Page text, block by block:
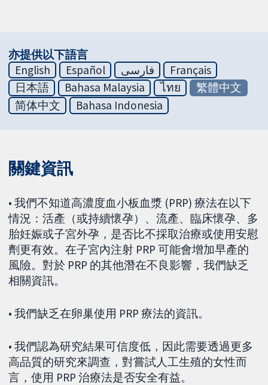
亦提供以下語言
English
Español فارسی
Français
日本語
Bahasa Malaysia ไทย
繁體中文
简体中文
Bahasa Indonesia
關鍵資訊
• 我們不知道高濃度血小板血漿 (PRP) 療法在以下
情況：活產（或持續懷孕）、流產、臨床懷孕、多
胎妊娠或子宮外孕，是否比不採取治療或使用安慰
劑更有效。在子宮內注射 PRP 可能會增加早產的
風險。對於 PRP 的其他潛在不良影響，我們缺乏
相關資訊。
• 我們缺乏在卵巢使用 PRP 療法的資訊。
• 我們認為研究結果可信度低，因此需要透過更多
高品質的研究來調查，對嘗試人工生殖的女性而
言，使用 PRP 治療法是否安全有益。